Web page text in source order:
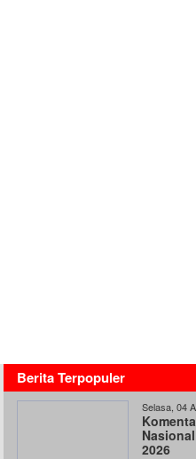
Berita Terpopuler
Selasa, 04
2026